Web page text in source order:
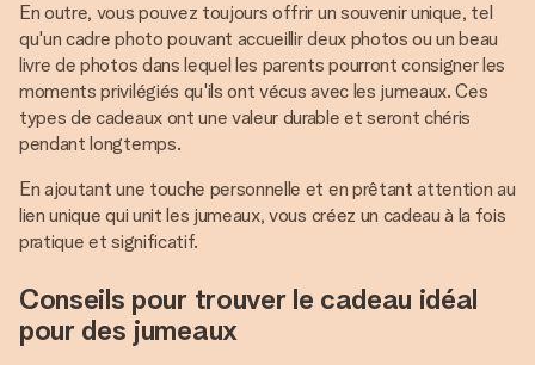
En outre, vous pouvez toujours offrir un souvenir unique, tel
qu'un cadre photo pouvant accueillir deux photos ou un beau
livre de photos dans lequel les parents pourront consigner les
moments privilégiés qu'ils ont vécus avec les jumeaux. Ces
types de cadeaux ont une valeur durable et seront chéris
pendant longtemps.
En ajoutant une touche personnelle et en prêtant attention au
lien unique qui unit les jumeaux, vous créez un cadeau à la fois
pratique et significatif.
Conseils pour trouver le cadeau idéal
pour des jumeaux